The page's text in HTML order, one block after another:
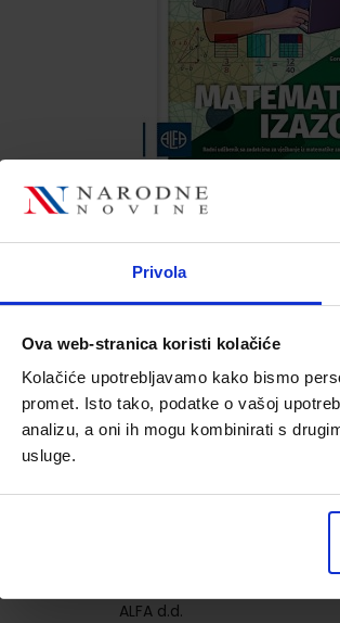
Privola
Ova web-stranica koristi kolačiće
Kolačiće upotrebljavamo kako bismo
promet. Isto tako, podatke o vašoj
analizu, a oni ih mogu kombinirati s
usluge.
IZAZOVI 7 - PP; 1. dio, udžbenik sa
je određen primjereni program osnovnog
ALFA d.d.